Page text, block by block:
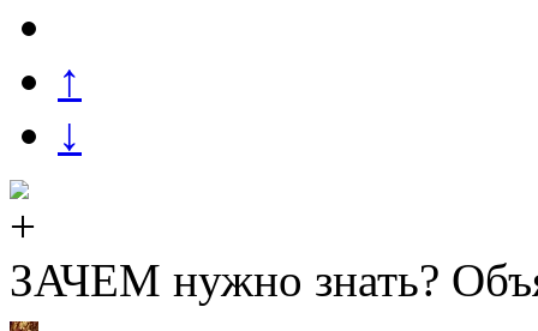
↑
↓
ЗАЧЕМ нужно знать?